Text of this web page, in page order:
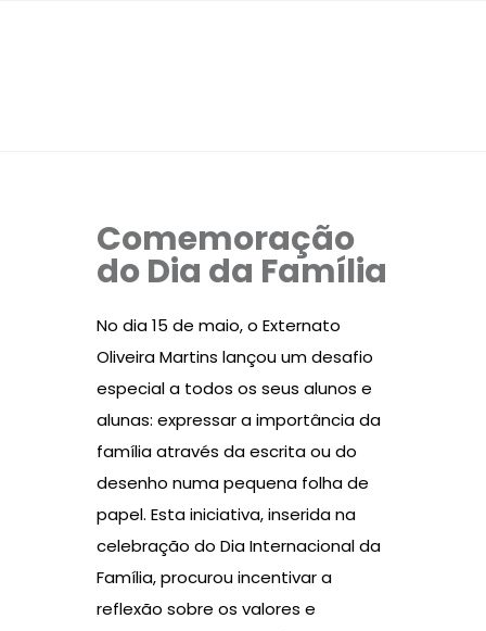
Comemoração
do Dia da Família
No dia 15 de maio, o Externato
Oliveira Martins lançou um desafio
especial a todos os seus alunos e
alunas: expressar a importância da
família através da escrita ou do
desenho numa pequena folha de
papel. Esta iniciativa, inserida na
celebração do Dia Internacional da
Família, procurou incentivar a
reflexão sobre os valores e